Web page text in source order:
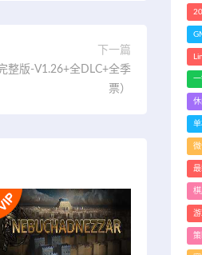
下一篇
整版-V1.26+全DLC+全季
票）
休